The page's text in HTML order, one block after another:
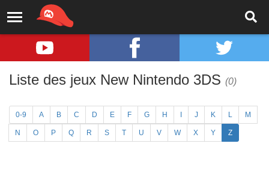
Liste des jeux New Nintendo 3DS (0)
0-9 A B C D E F G H J K L M
N O P Q R S T U V W X Y Z